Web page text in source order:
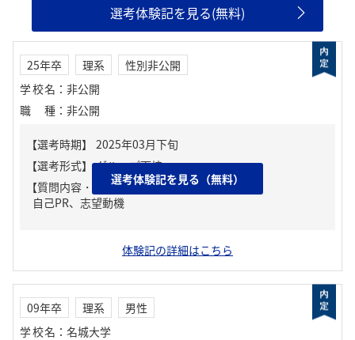
選考体験記を見る(無料)
25年卒 理系
性別非公開
学校名 ： 非公開
職種 ： 非公開
【質問内容・課題】
自己PR、志望動機
選考体験記を見る（無料）
体験記の詳細はこちら
09年卒 理系
男性
学校名 ： 名城大学